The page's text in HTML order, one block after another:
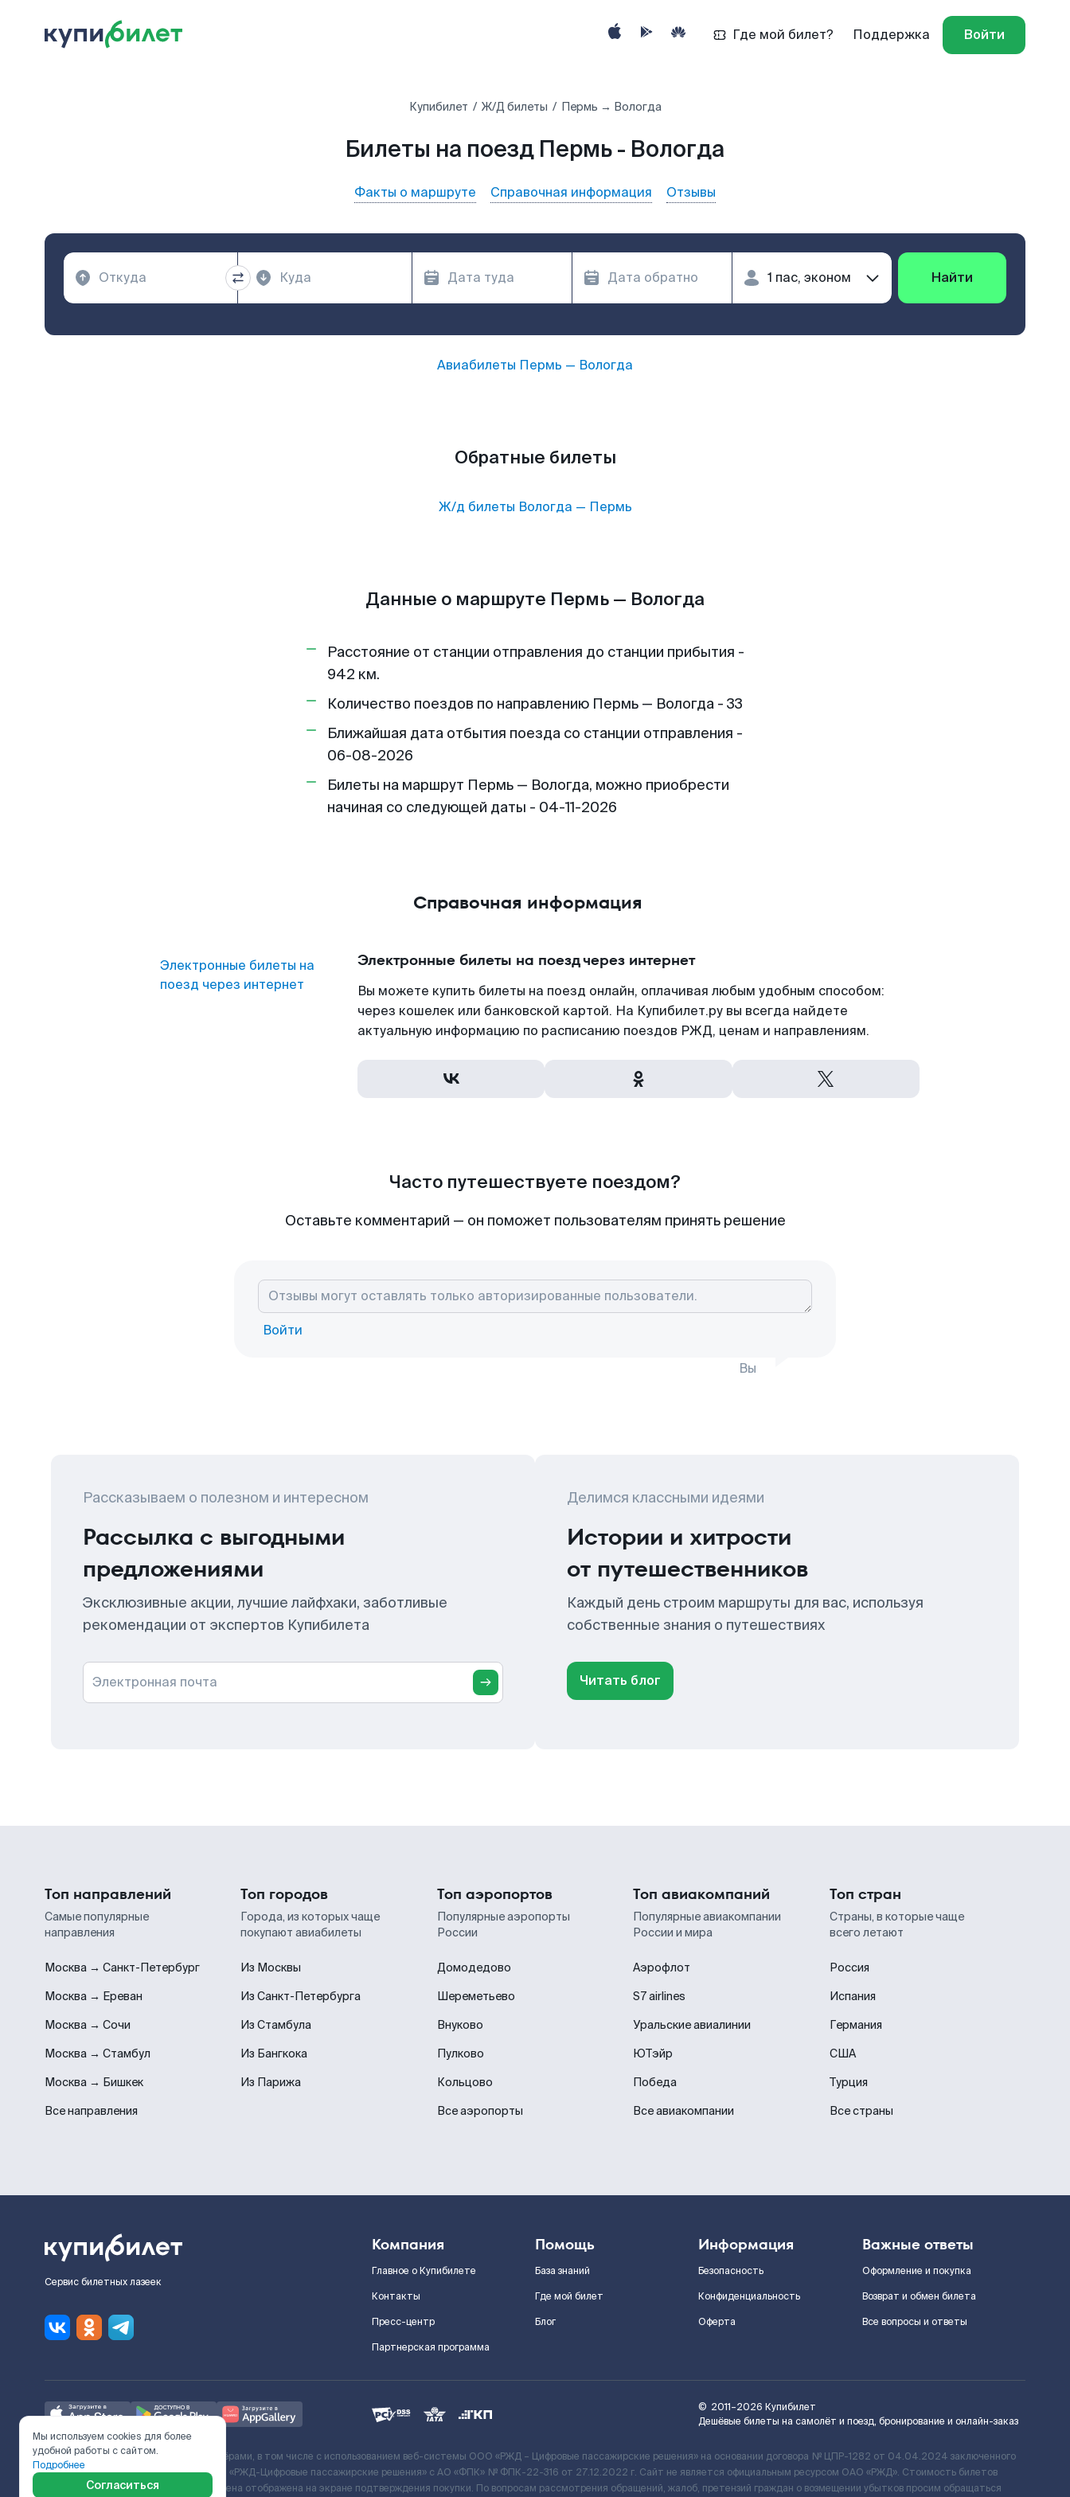
Где мой билет? Поддержка Войти
Купибилет Ж/Д билеты Пермь → Вологда
Билеты на поезд Пермь - Вологда
Факты о маршруте Справочная информация Отзывы
Найти
Авиабилеты Пермь — Вологда
Обратные билеты
Ж/д билеты Вологда — Пермь
Данные о маршруте Пермь — Вологда
Расстояние от станции отправления до станции прибытия -
942 км.
Количество поездов по направлению Пермь — Вологда - 33
Ближайшая дата отбытия поезда со станции отправления -
06-08-2026
Билеты на маршрут Пермь — Вологда, можно приобрести
начиная со следующей даты - 04-11-2026
Справочная информация
Электронные билеты на
поезд через интернет
Электронные билеты на поезд через интернет
Вы можете купить билеты на поезд онлайн, оплачивая любым удобным способом:
через кошелек или банковской картой. На Купибилет.ру вы всегда найдете
актуальную информацию по расписанию поездов РЖД, ценам и направлениям.
Часто путешествуете поездом?
Оставьте комментарий — он поможет пользователям принять решение
Войти
Вы
Рассказываем о полезном и интересном
Рассылка с выгодными
предложениями
Эксклюзивные акции, лучшие лайфхаки, заботливые
рекомендации от экспертов Купибилета
Электронная почта
Делимся классными идеями
Истории и хитрости
от путешественников
Каждый день строим маршруты для вас, используя
собственные знания о путешествиях
Читать блог
Топ направлений
Самые популярные
направления
Москва → Санкт-Петербург
Москва → Ереван
Москва → Сочи
Москва → Стамбул
Москва → Бишкек
Все направления
Топ городов
Города, из которых чаще
покупают авиабилеты
Из Москвы
Из Санкт-Петербурга
Из Стамбула
Из Бангкока
Из Парижа
Топ аэропортов
Популярные аэропорты
России
Домодедово
Шереметьево
Внуково
Пулково
Кольцово
Все аэропорты
Топ авиакомпаний
Популярные авиакомпании
России и мира
Аэрофлот
S7 airlines
Уральские авиалинии
ЮТэйр
Победа
Все авиакомпании
Топ стран
Страны, в которые чаще
всего летают
Россия
Испания
Германия
США
Турция
Все страны
Сервис билетных лазеек
Компания
Главное о Купибилете
Контакты
Пресс-центр
Партнерская программа
Помощь
База знаний
Где мой билет
Блог
Информация
Безопасность
Конфиденциальность
Оферта
Важные ответы
Оформление и покупка
Возврат и обмен билета
Все вопросы и ответы
© 2011–2026 Купибилет
Дешёвые билеты на самолёт и поезд, бронирование и онлайн-заказ
Ж/Д билеты предоставляются партнёрами, в том числе с использованием веб-системы ООО «РЖД – Цифровые пассажирские решения» на основании договора № ЦПР-1282 от 04.04.2024 заключенного
с Поставщиком услуг и Договора ООО «РЖД-Цифровые пассажирские решения» c АО «ФПК» № ФПК-22-316 от 27.12.2022 г. Сайт не является официальным ресурсом ОАО «РЖД». Стоимость билетов
включает сервисный сбор. Итоговая цена отображена на экране подтверждения покупки. По вопросам рассмотрения обращений, жалоб, претензий граждан о возмещении убытков просим обращаться
Мы используем cookies для более
удобной работы с сайтом.
Подробнее
Согласиться